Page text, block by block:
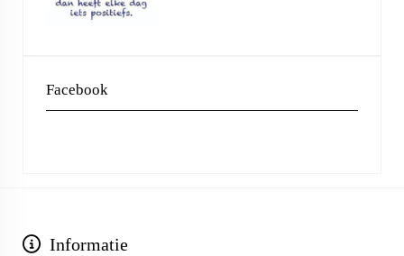
Facebook
Informatie